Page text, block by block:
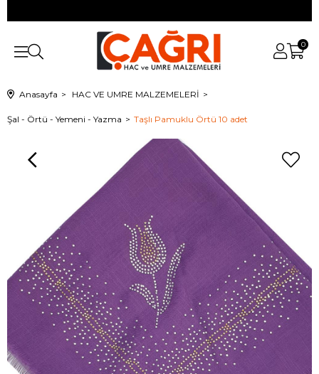
0
Anasayfa HAC VE UMRE MALZEMELERİ
Şal - Örtü - Yemeni - Yazma Taşlı Pamuklu Örtü 10 adet